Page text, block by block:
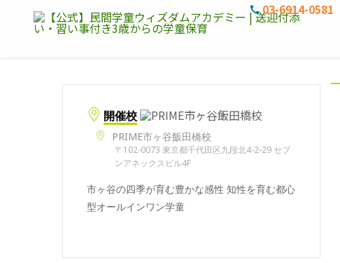
03-6914-0581
開催校
PRIME市ヶ谷飯田橋校
〒102-0073 東京都千代田区九段北4-2-29 セブ
ンアネックスビル4F
市ヶ谷の四季が育む豊かな感性 知性を育む都心
型オールインワン学童